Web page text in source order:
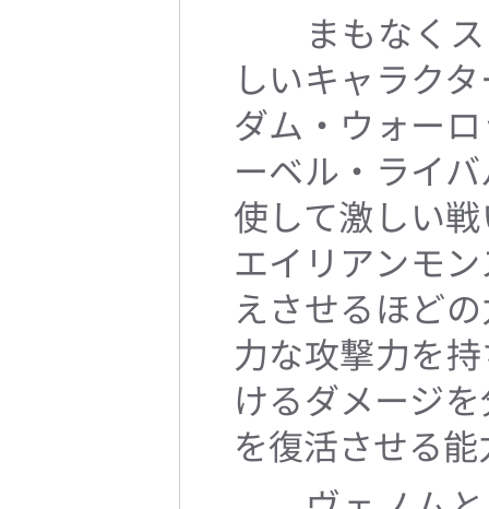
まもなくス
しいキャラク
ダム・ウォー
ーベル・ライ
使して激しい
エイリアンモ
えさせるほど
力な攻撃力を
けるダメージ
を復活させる